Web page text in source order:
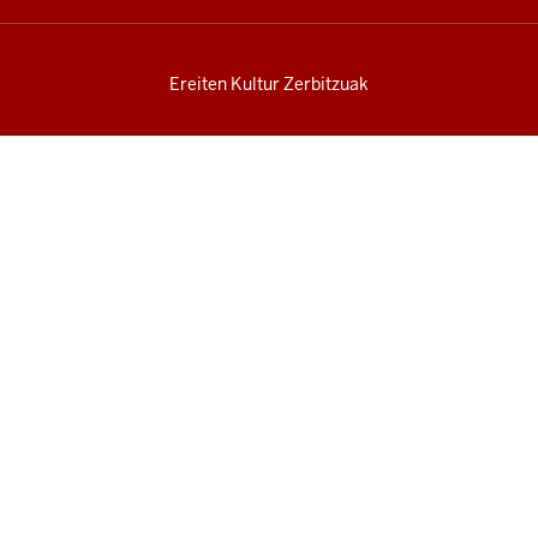
Ereiten Kultur Zerbitzuak